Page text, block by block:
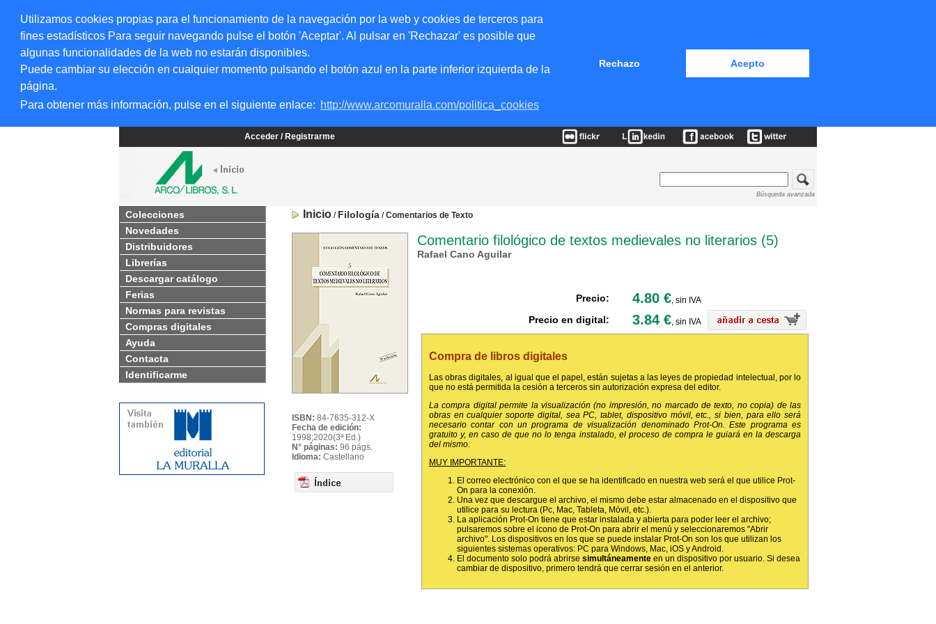
Utilizamos cookies propias para el funcionamiento de la navegación por la web y cookies de terceros para
fines estadísticos Para seguir navegando pulse el botón 'Aceptar'. Al pulsar en 'Rechazar' es posible que
algunas funcionalidades de la web no estarán disponibles.
Puede cambiar su elección en cualquier momento pulsando el botón azul en la parte inferior izquierda de la
página.
Para obtener más información, pulse en el siguiente enlace: http://www.arcomuralla.com/politica_cookies
Rechazo Acepto
Acceder / Registrarme
Búsqueda avanzada
Colecciones
Novedades
Distribuidores
Librerías
Descargar catálogo
Ferias
Normas para revistas
Compras digitales
Ayuda
Contacta
Identificarme
Inicio / Filología /Comentarios de Texto
ISBN: 84-7635-312-X
Fecha de edición:
1998;2020(3ª Ed.)
N° páginas: 96 págs.
Idioma: Castellano
Comentario filológico de textos medievales no literarios (5)
Rafael Cano Aguilar
Precio: 4.80 €, sin IVA
Precio en digital: 3.84 €, sin IVA
Compra de libros digitales
Las obras digitales, al igual que el papel, están sujetas a las leyes de propiedad intelectual, por lo
que no está permitida la cesión a terceros sin autorización expresa del editor.
La compra digital permite la visualización (no impresión, no marcado de texto, no copia) de las
obras en cualquier soporte digital, sea PC, tablet, dispositivo móvil, etc., si bien, para ello será
necesario contar con un programa de visualización denominado Prot-On. Este programa es
gratuito y, en caso de que no lo tenga instalado, el proceso de compra le guiará en la descarga
del mismo.
MUY IMPORTANTE:
El correo electrónico con el que se ha identificado en nuestra web será el que utilice Prot-
On para la conexión.
Una vez que descargue el archivo, el mismo debe estar almacenado en el dispositivo que
utilice para su lectura (Pc, Mac, Tableta, Móvil, etc.).
La aplicación Prot-On tiene que estar instalada y abierta para poder leer el archivo;
pulsaremos sobre el icono de Prot-On para abrir el menú y seleccionaremos "Abrir
archivo". Los dispositivos en los que se puede instalar Prot-On son los que utilizan los
siguientes sistemas operativos: PC para Windows, Mac, iOS y Android.
El documento solo podrá abrirse simultáneamente en un dispositivo por usuario. Si desea
cambiar de dispositivo, primero tendrá que cerrar sesión en el anterior.